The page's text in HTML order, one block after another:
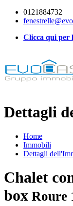
0121884732
Clicca qui
Dettagli
Home
Immobili
Dettagli
Chalet
box Roure